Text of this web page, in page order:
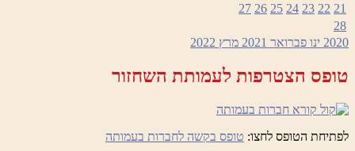
21
22
23
24
25
26
27
28
2020 ינו פברואר 2021 מרץ 2022
טופס הצטרפות לעמותת השחזור
לפתיחת הטופס לחצו: טופס בקשה לחברות בעמותה